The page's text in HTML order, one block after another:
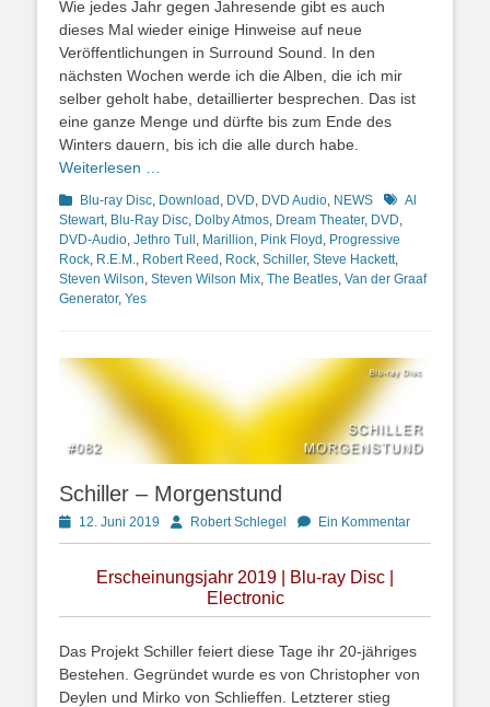
Wie jedes Jahr gegen Jahresende gibt es auch
dieses Mal wieder einige Hinweise auf neue
Veröffentlichungen in Surround Sound. In den
nächsten Wochen werde ich die Alben, die ich mir
selber geholt habe, detaillierter besprechen. Das ist
eine ganze Menge und dürfte bis zum Ende des
Winters dauern, bis ich die alle durch habe.
Weiterlesen …
Kategorien
Blu-ray Disc, Download, DVD, DVD Audio, NEWS Schlagworte
Al
Stewart, Blu-Ray Disc, Dolby Atmos, Dream Theater, DVD,
DVD-Audio, Jethro Tull, Marillion, Pink Floyd, Progressive
Rock, R.E.M., Robert Reed, Rock, Schiller, Steve Hackett,
Steven Wilson, Steven Wilson Mix, The Beatles, Van der Graaf
Generator, Yes
Schiller – Morgenstund
Posted
on
12. Juni 2019 AutorRobert Schlegel Ein Kommentar
Erscheinungsjahr 2019 | Blu-ray Disc |
Electronic
Das Projekt Schiller feiert diese Tage ihr 20-jähriges
Bestehen. Gegründet wurde es von Christopher von
Deylen und Mirko von Schlieffen. Letzterer stieg